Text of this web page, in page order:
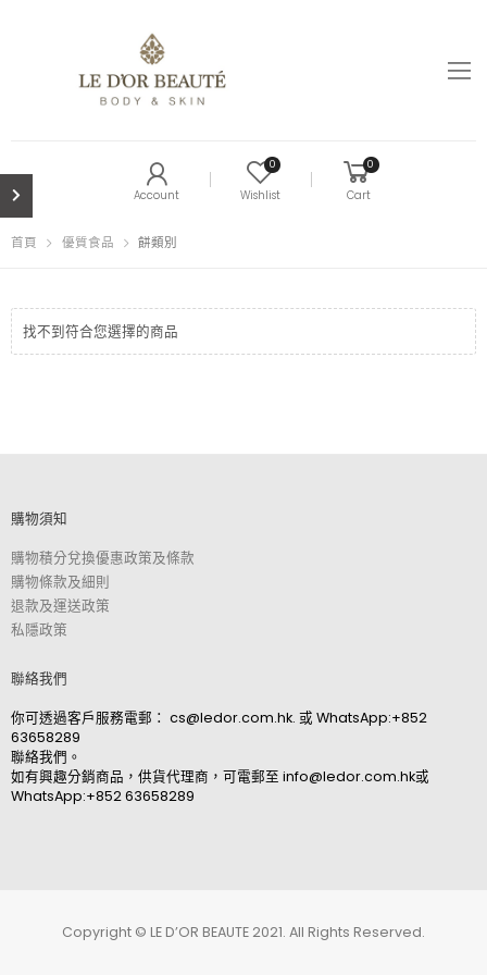
Account
0
Wishlist
0
Cart
首頁 優質食品 餅類別
找不到符合您選擇的商品
購物須知
購物積分兌換優惠政策及條款
購物條款及細則
退款及運送政策
私隱政策
聯絡我們
你可透過客戶服務電郵： cs@ledor.com.hk. 或 WhatsApp:+852
63658289
聯絡我們。
如有興趣分銷商品，供貨代理商，可電郵至 info@ledor.com.hk或
WhatsApp:+852 63658289
Copyright © LE D’OR BEAUTE 2021. All Rights Reserved.